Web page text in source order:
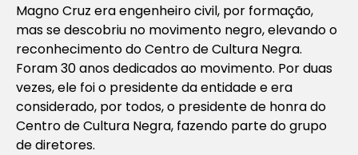
Magno Cruz era engenheiro civil, por formação,
mas se descobriu no movimento negro, elevando o
reconhecimento do Centro de Cultura Negra.
Foram 30 anos dedicados ao movimento. Por duas
vezes, ele foi o presidente da entidade e era
considerado, por todos, o presidente de honra do
Centro de Cultura Negra, fazendo parte do grupo
de diretores.